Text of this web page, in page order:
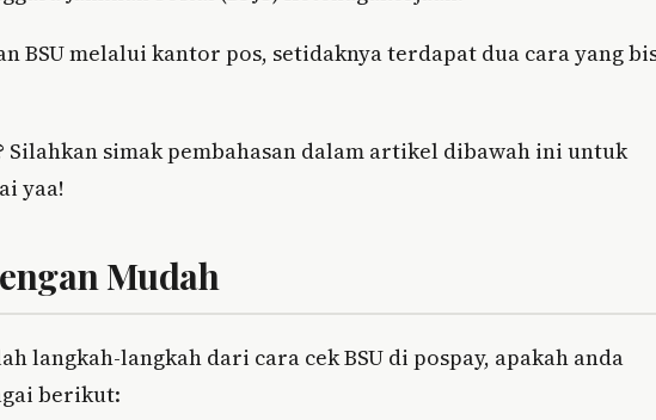
BSU melalui kantor pos, setidaknya terdapat dua cara yang
Silahkan simak pembahasan dalam artikel dibawah ini untuk
yaa!
Mudah
langkah-langkah dari cara cek BSU di pospay, apakah anda
berikut: